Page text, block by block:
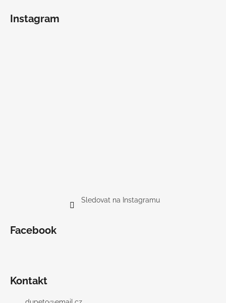
Instagram
Sledovat na Instagramu
Facebook
Kontakt